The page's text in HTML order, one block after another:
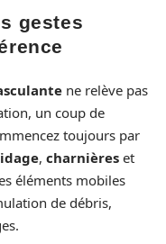
gestes
ne relève pas
un coup de
toujours par
, charnières et
éléments mobiles
de débris,